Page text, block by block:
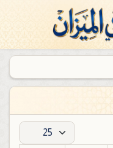
عدد الإظهارات: